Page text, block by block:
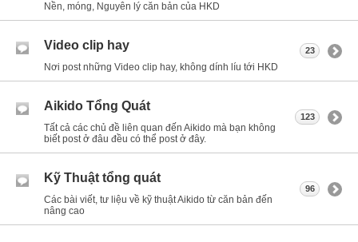
Nền, móng, Nguyên lý căn bản của HKD
Video clip hay
Nơi post những Video clip hay, không dính líu tới HKD
23
Aikido Tổng Quát
Tất cả các chủ đề liên quan đến Aikido mà bạn không
biết post ở đâu đều có thể post ở đây.
123
Kỹ Thuật tổng quát
Các bài viết, tư liệu về kỹ thuật Aikido từ căn bản đến
nâng cao
96